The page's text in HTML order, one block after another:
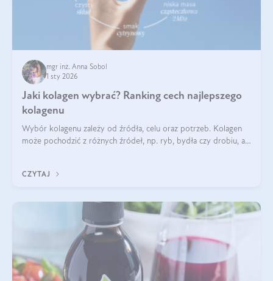
mgr inż. Anna Sobol
1 sty 2026
Jaki kolagen wybrać? Ranking cech najlepszego
kolagenu
Wybór kolagenu zależy od źródła, celu oraz potrzeb. Kolagen
może pochodzić z różnych źródeł, np. ryb, bydła czy drobiu, a
bydlęcy.
CZYTAJ